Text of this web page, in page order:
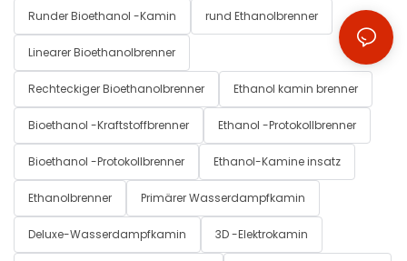
Runder Bioethanol -Kamin rund Ethanolbrenner
Linearer Bioethanolbrenner
Rechteckiger Bioethanolbrenner Ethanol kamin brenner
Bioethanol -Kraftstoffbrenner Ethanol -Protokollbrenner
Bioethanol -Protokollbrenner Ethanol-Kamine insatz
Ethanolbrenner Primärer Wasserdampfkamin
Deluxe-Wasserdampfkamin 3D -Elektrokamin